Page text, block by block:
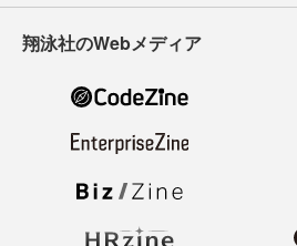
翔泳社のWebメディア